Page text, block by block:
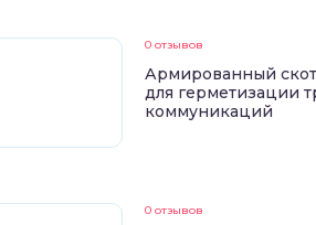
0 отзывов
Армированный
для герметизации
коммуникаций
0 отзывов